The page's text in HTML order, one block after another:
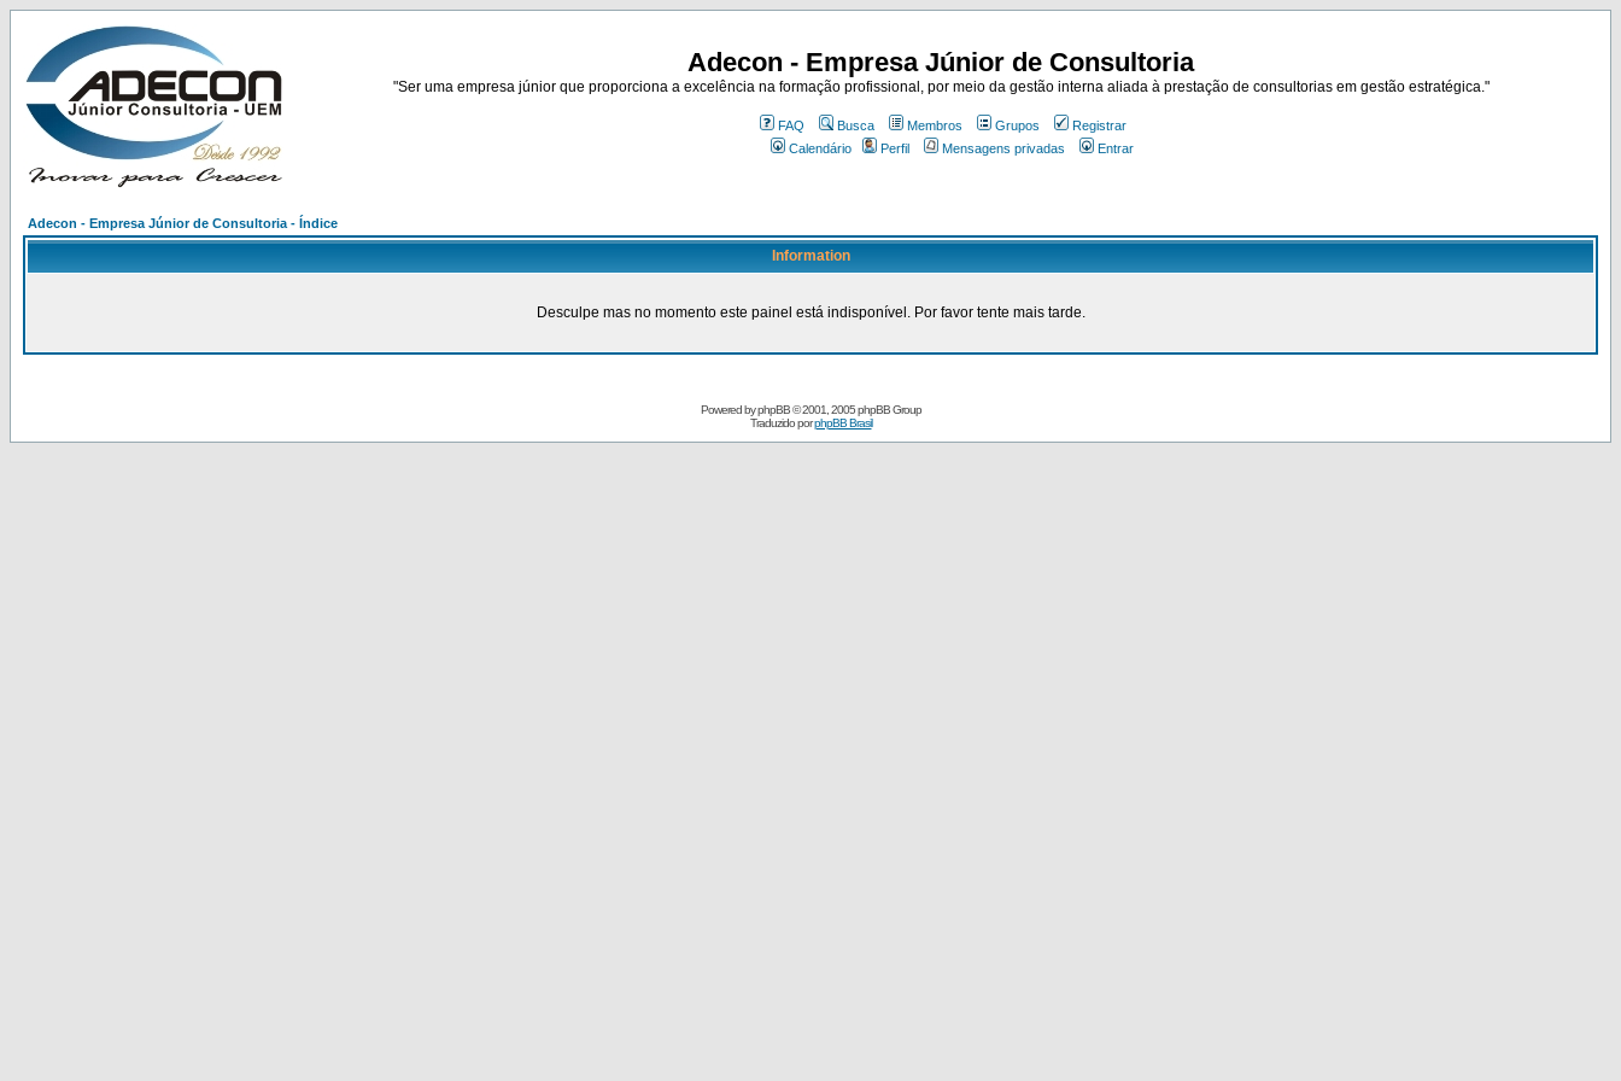
Adecon - Empresa Júnior de Consultoria
"Ser uma empresa júnior que proporciona a excelência na formação profissional, por meio da gestão interna aliada à prestação de consultorias em gestão estratégica."
FAQ Busca Membros Grupos
Registrar
Calendário
Perfil Mensagens privadas Entrar
Adecon - Empresa Júnior de Consultoria - Índice
Information
Desculpe mas no momento este painel está indisponível. Por favor tente mais tarde.
Powered byphpBB© 2001, 2005 phpBB Group
Traduzido porphpBB Brasil